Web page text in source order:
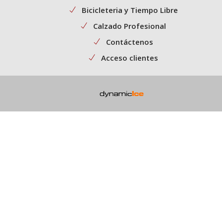
Bicicleteria y Tiempo Libre
Calzado Profesional
Contáctenos
Acceso clientes